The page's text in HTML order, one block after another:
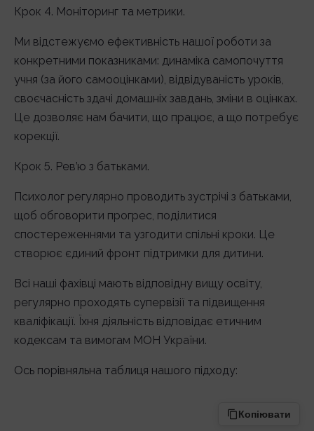
Крок 4. Моніторинг та метрики.
Ми відстежуємо ефективність нашої роботи за
конкретними показниками: динаміка самопочуття
учня (за його самооцінками), відвідуваність уроків,
своєчасність здачі домашніх завдань, зміни в оцінках.
Це дозволяє нам бачити, що працює, а що потребує
корекції.
Крок 5. Рев’ю з батьками.
Психолог регулярно проводить зустрічі з батьками,
щоб обговорити прогрес, поділитися
спостереженнями та узгодити спільні кроки. Це
створює єдиний фронт підтримки для дитини.
Всі наші фахівці мають відповідну вищу освіту,
регулярно проходять супервізії та підвищення
кваліфікації. Їхня діяльність відповідає етичним
кодексам та вимогам МОН України.
Ось порівняльна таблиця нашого підходу:
Копіювати